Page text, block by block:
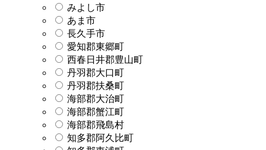
みよし市
あま市
長久手市
愛知郡東郷町
西春日井郡豊山町
丹羽郡大口町
丹羽郡扶桑町
海部郡大治町
海部郡蟹江町
海部郡飛島村
知多郡阿久比町